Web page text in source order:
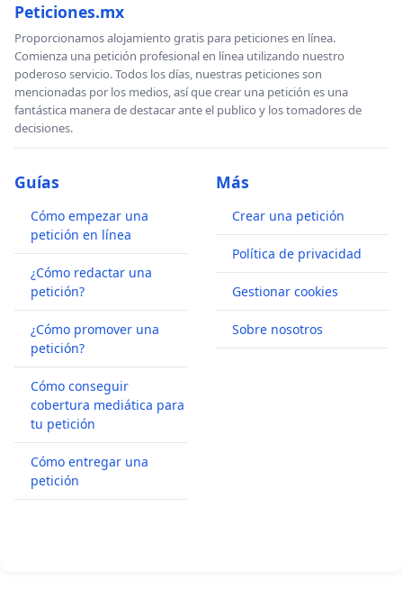
Peticiones.mx
Proporcionamos alojamiento gratis para peticiones en línea.
Comienza una petición profesional en línea utilizando nuestro
poderoso servicio. Todos los días, nuestras peticiones son
mencionadas por los medios, así que crear una petición es una
fantástica manera de destacar ante el publico y los tomadores de
decisiones.
Guías
Cómo empezar una
petición en línea
¿Cómo redactar una
petición?
¿Cómo promover una
petición?
Cómo conseguir
cobertura mediática para
tu petición
Cómo entregar una
petición
Más
Crear una petición
Política de privacidad
Gestionar cookies
Sobre nosotros